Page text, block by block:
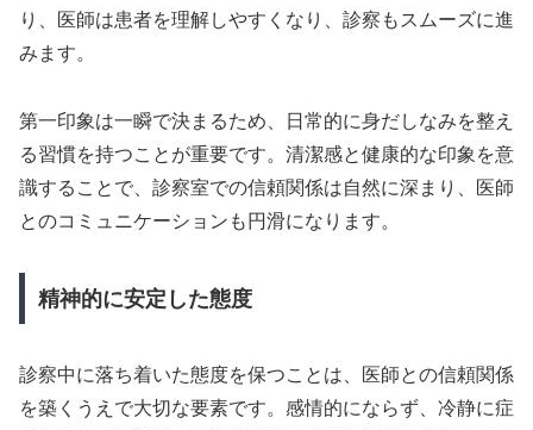
り、医師は患者を理解しやすくなり、診察もスムーズに進
みます。
第一印象は一瞬で決まるため、日常的に身だしなみを整え
る習慣を持つことが重要です。清潔感と健康的な印象を意
識することで、診察室での信頼関係は自然に深まり、医師
とのコミュニケーションも円滑になります。
精神的に安定した態度
診察中に落ち着いた態度を保つことは、医師との信頼関係
を築くうえで大切な要素です。感情的にならず、冷静に症